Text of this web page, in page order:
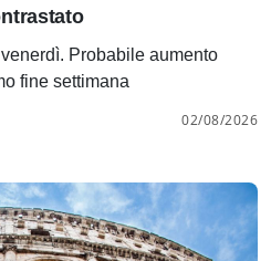
Probabile aumento
fine settimana
02/08/2026